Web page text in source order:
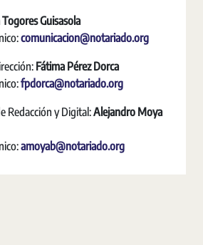
Guisasola
comunicacion@notariado.org
Fátima Pérez Dorca
fpdorca@notariado.org
Redacción y Digital:Alejandro Moya
amoyab@notariado.org